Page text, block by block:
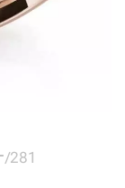
/281